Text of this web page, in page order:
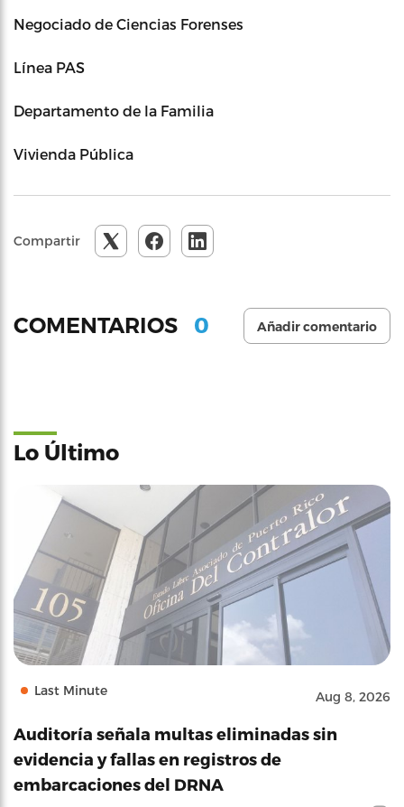
Negociado de Ciencias Forenses
Línea PAS
Departamento de la Familia
Vivienda Pública
Compartir
COMENTARIOS 0 Añadir comentario
Lo Último
Last Minute Aug 8, 2026
Auditoría señala multas eliminadas sin
evidencia y fallas en registros de
embarcaciones del DRNA